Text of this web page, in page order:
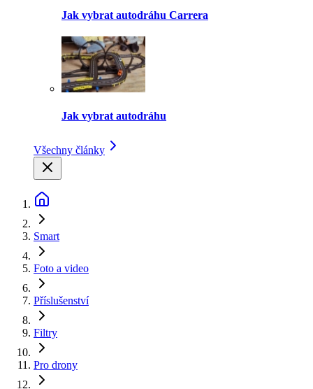
Jak vybrat autodráhu Carrera
Jak vybrat autodráhu
Všechny články
Smart
Foto a video
Příslušenství
Filtry
Pro drony